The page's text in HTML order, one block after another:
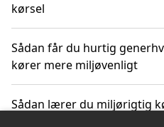
kørsel
Sådan får du hurtig
kører mere miljøvenligt
Sådan lærer du miljørigtig